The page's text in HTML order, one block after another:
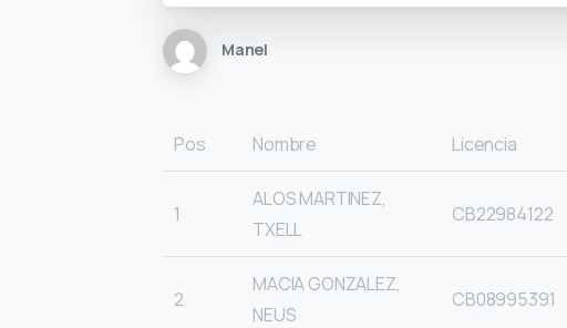
Manel
Pos Nombre Licencia
1
ALOS MARTINEZ,
TXELL
CB22984122
2
MACIA GONZALEZ,
NEUS
CB08995391